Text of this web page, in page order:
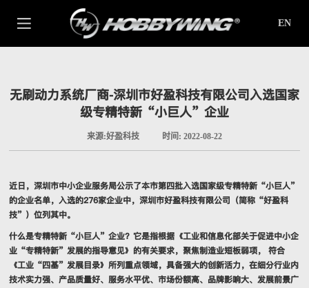
EN
无刷动力系统厂商-深圳市好盈科技有限公司入选国家
级专精特新“小巨人”企业
来源:好盈科技 时间: 2022-08-22
近日，深圳市中小企业服务局公示了本市第四批入选国家级专精特新“小巨人”
的企业名单，入选的276家企业中，深圳市好盈科技有限公司（简称“好盈科
技”）位列其中。
什么是专精特新“小巨人”企业？它是指根据《工业和信息化部关于促进中小企
业“专精特新”发展的指导意见》的有关要求，聚焦制造业短板弱项， 符合
《工业“四基”发展目录》所列重点领域，具备强大的创新活力，在细分行业内
技术实力强、产品质量好、服务水平优、市场份额高、品牌影响大、发展前景广